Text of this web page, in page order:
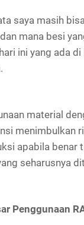
saya masih
mana besi
ini yang ada di
material
menimbulkan
apabila benar
seharusnya
Penggunaan